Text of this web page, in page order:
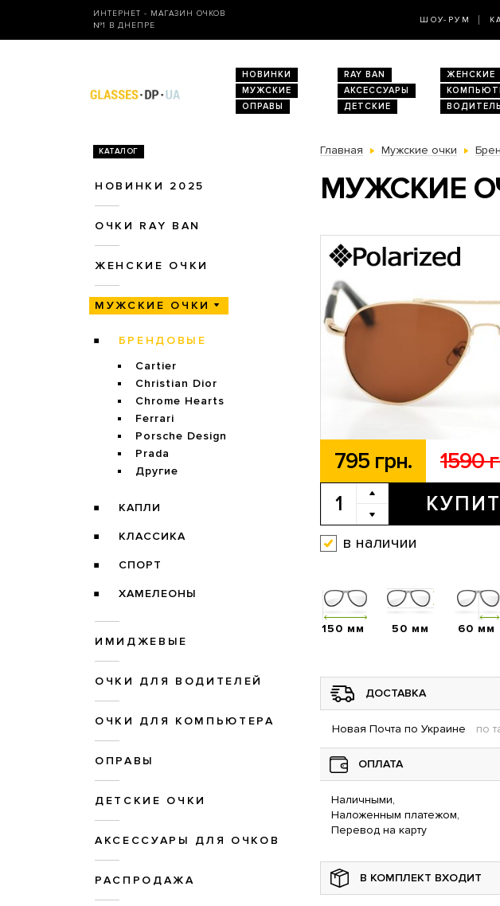
ИНТЕРНЕТ - МАГАЗИН ОЧКОВ
№1 В ДНЕПРЕ
ШОУ-РУМ
НОВИНКИ RAY BAN
ЖЕНСКИЕ
МУЖСКИЕ
АКСЕССУАРЫ
ОПРАВЫ
ДЕТСКИЕ
КАТАЛОГ
НОВИНКИ 2025
ОЧКИ RAY BAN
ЖЕНСКИЕ ОЧКИ
МУЖСКИЕ ОЧКИ
БРЕНДОВЫЕ
Cartier
Christian Dior
Chrome Hearts
Ferrari
Porsche Design
Prada
Другие
КАПЛИ
КЛАССИКА
СПОРТ
ХАМЕЛЕОНЫ
ИМИДЖЕВЫЕ
ОЧКИ ДЛЯ ВОДИТЕЛЕЙ
ОЧКИ ДЛЯ КОМПЬЮТЕРА
ОПРАВЫ
ДЕТСКИЕ ОЧКИ
АКСЕССУАРЫ ДЛЯ ОЧКОВ
РАСПРОДАЖА
Главная Мужские очки
МУЖСКИЕ
795 грн. 1590
в наличии
150 мм 50 мм 60 мм
ДОСТАВКА
Новая Почта по Украине по
ОПЛАТА
Наличными,
Наложенным платежом,
Перевод на карту
В КОМПЛЕКТ ВХОДИТ